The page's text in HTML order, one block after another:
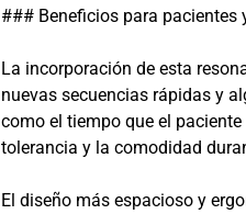
### Beneficios para pacientes
La incorporación de esta
nuevas secuencias rápidas y
como el tiempo que el
tolerancia y la comodidad
El diseño más espacioso y